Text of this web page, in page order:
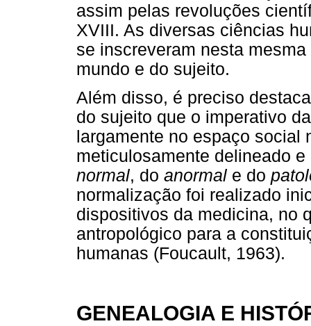
assim pelas revoluções
XVIII. As diversas ciências
se inscreveram nesta
mundo e do sujeito.
Além disso, é preciso
do sujeito que o imperativo
largamente no espaço social
meticulosamente delineado
normal, do anormal e do
normalização foi realizado
dispositivos da medicina, no
antropológico para a
humanas (Foucault, 1963).
GENEALOGIA E